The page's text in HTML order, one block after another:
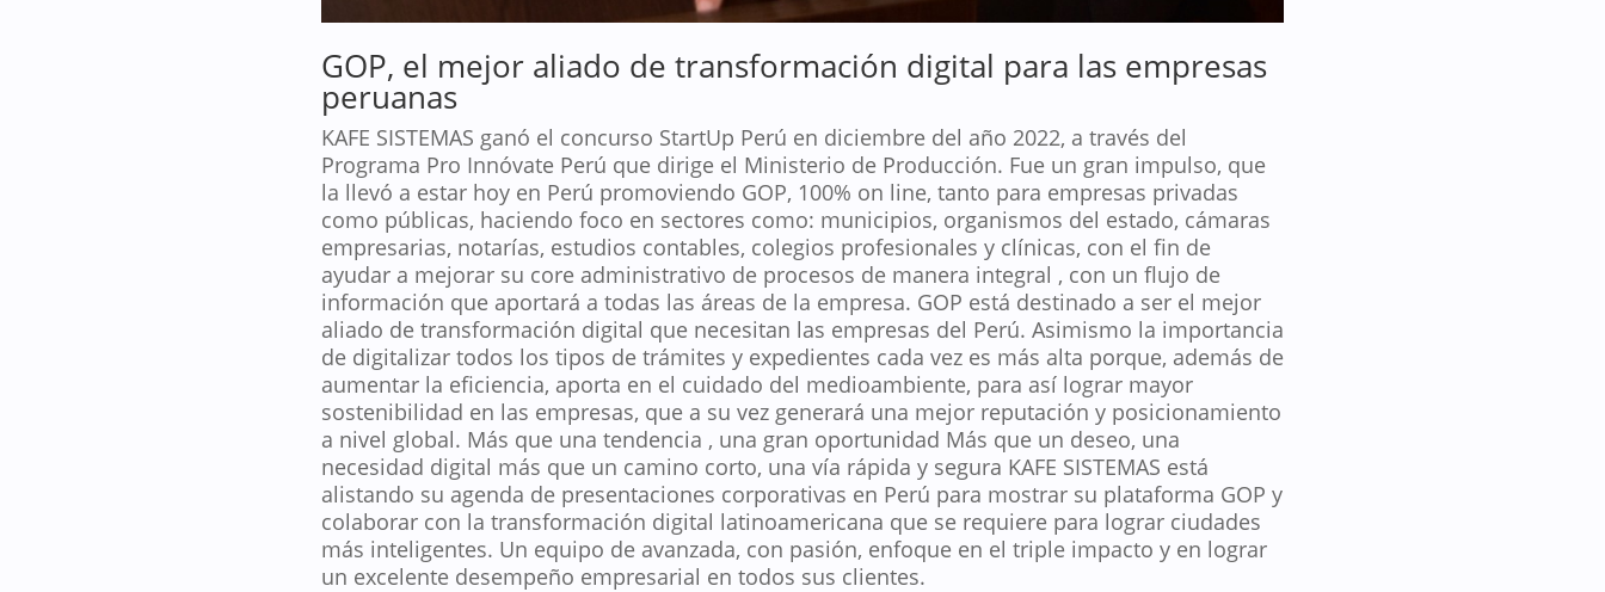
GOP, el mejor aliado de transformación digital para las empresas
peruanas
KAFE SISTEMAS ganó el concurso StartUp Perú en diciembre del año 2022, a través del
Programa Pro Innóvate Perú que dirige el Ministerio de Producción. Fue un gran impulso, que
la llevó a estar hoy en Perú promoviendo GOP, 100% on line, tanto para empresas privadas
como públicas, haciendo foco en sectores como: municipios, organismos del estado, cámaras
empresarias, notarías, estudios contables, colegios profesionales y clínicas, con el fin de
ayudar a mejorar su core administrativo de procesos de manera integral , con un flujo de
información que aportará a todas las áreas de la empresa. GOP está destinado a ser el mejor
aliado de transformación digital que necesitan las empresas del Perú. Asimismo la importancia
de digitalizar todos los tipos de trámites y expedientes cada vez es más alta porque, además de
aumentar la eficiencia, aporta en el cuidado del medioambiente, para así lograr mayor
sostenibilidad en las empresas, que a su vez generará una mejor reputación y posicionamiento
a nivel global. Más que una tendencia , una gran oportunidad Más que un deseo, una
necesidad digital más que un camino corto, una vía rápida y segura KAFE SISTEMAS está
alistando su agenda de presentaciones corporativas en Perú para mostrar su plataforma GOP y
colaborar con la transformación digital latinoamericana que se requiere para lograr ciudades
más inteligentes. Un equipo de avanzada, con pasión, enfoque en el triple impacto y en lograr
un excelente desempeño empresarial en todos sus clientes.